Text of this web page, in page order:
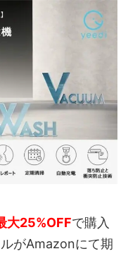
大25%OFFで購入
がAmazonにて期